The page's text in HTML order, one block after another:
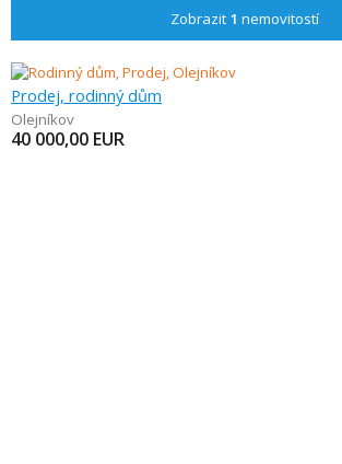
Zobrazit 1 nemovitostí
Prodej, rodinný dům
Olejníkov
40 000,00 EUR